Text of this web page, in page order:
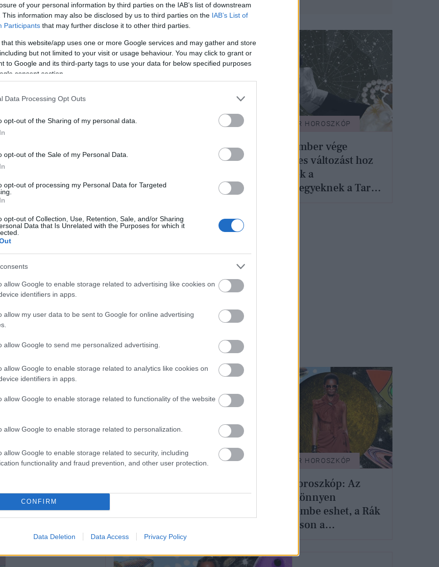
of your personal information by third parties on the IAB’s list of downstream
This information may also be disclosed by us to third parties on the IAB’s List of
Participants that may further disclose it to other third parties.
that this website/app uses one or more Google services and may gather and store
but not limited to your visit or usage behaviour. You may click to grant or
to Google and its third-party tags to use your data for below specified purposes
consent section.
Data Processing Opt Outs
opt-out of the Sharing of my personal data.
opt-out of the Sale of my Personal Data.
opt-out of processing my Personal Data for Targeted
opt-out of Collection, Use, Retention, Sale, and/or Sharing
Data that Is Unrelated with the Purposes for which it
allow Google to enable storage related to advertising like cookies on
identifiers in apps.
allow my user data to be sent to Google for online advertising
allow Google to send me personalized advertising.
allow Google to enable storage related to analytics like cookies on
identifiers in apps.
allow Google to enable storage related to functionality of the website
allow Google to enable storage related to personalization.
allow Google to enable storage related to security, including
functionality and fraud prevention, and other user protection.
CONFIRM
Data Deletion Data Access Privacy Policy
Napi horoszkóp: A Vízöntő a siker
kapujában áll, a Halakra érzéki
kaland vár - szeptember 25.
HOROSZKÓP
a pénzére, a
két lábbal a
- szeptember 23.
GLAMOUR HOROSZKÓP
Ikrek extra pénzhez jut,
lehetetlen - szeptember
GLAMOUR HOROSZKÓP
Szeptember vége
gyökeres változást hoz
ezeknek a
csillagjegyeknek a Tarot
GLAMOUR HOROSZKÓP
legszerencsésebb
horoszkóp szerint -
HOROSZKÓP
Szűz Újhold, de
van, hogy te is a
GLAMOUR HOROSZKÓP
lépjen tovább, a Halak
GLAMOUR HOROSZKÓP
Napi horoszkóp: Az
Ikrek könnyen
szerelembe eshet, a Rák
hallgasson a
szeptember 19.